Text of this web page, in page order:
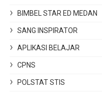
BIMBEL STAR ED MEDAN
SANG INSPIRATOR
APLIKASI BELAJAR
CPNS
POLSTAT STIS